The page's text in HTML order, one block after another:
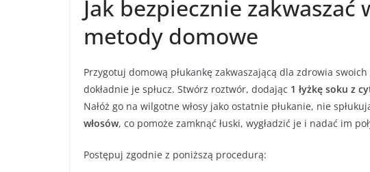
Jak bezpiecznie zakwaszać
metody domowe
Przygotuj domową płukankę zakwaszającą dla zdrowia
dokładnie je spłucz. Stwórz roztwór, dodając 1 łyżkę soku z
Nałóż go na wilgotne włosy jako ostatnie płukanie, nie
włosów, co pomoże zamknąć łuski, wygładzić je i nadać im
Postępuj zgodnie z poniższą procedurą: